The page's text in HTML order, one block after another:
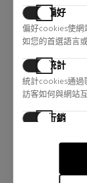
偏好
偏好cookies使
如您的首選語言
統計
統計cookies通
訪客如何與網站
行銷
別用戶具有相關
SISLEY
CREME